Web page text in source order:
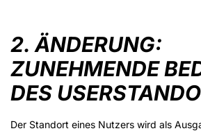
2. ÄNDERUNG:
ZUNEHMENDE
DES
Der Standort eines Nutzers wird als